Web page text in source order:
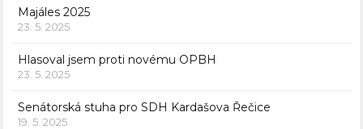
Majáles 2025
23. 5. 2025
Hlasoval jsem proti novému OPBH
23. 5. 2025
Senátorská stuha pro SDH Kardašova Řečice
19. 5. 2025